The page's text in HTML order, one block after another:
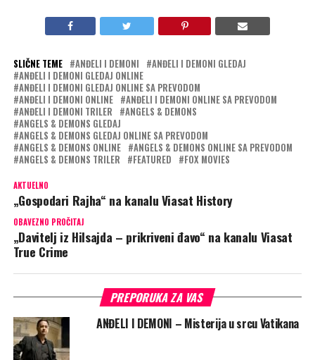
SLIČNE TEME ANĐELI I DEMONI
ANĐELI I DEMONI GLEDAJ
ANĐELI I DEMONI GLEDAJ ONLINE
ANĐELI I DEMONI GLEDAJ ONLINE SA PREVODOM
ANĐELI I DEMONI ONLINE
ANĐELI I DEMONI ONLINE SA PREVODOM
ANĐELI I DEMONI TRILER
ANGELS & DEMONS
ANGELS & DEMONS GLEDAJ
ANGELS & DEMONS GLEDAJ ONLINE SA PREVODOM
ANGELS & DEMONS ONLINE
ANGELS & DEMONS ONLINE SA PREVODOM
ANGELS & DEMONS TRILER
FEATURED FOX MOVIES
AKTUELNO
„Gospodari Rajha“ na kanalu Viasat History
OBAVEZNO PROČITAJ
„Davitelj iz Hilsajda – prikriveni đavo“ na kanalu Viasat
True Crime
PREPORUKA ZA VAS
ANĐELI I DEMONI – Misterija u srcu Vatikana